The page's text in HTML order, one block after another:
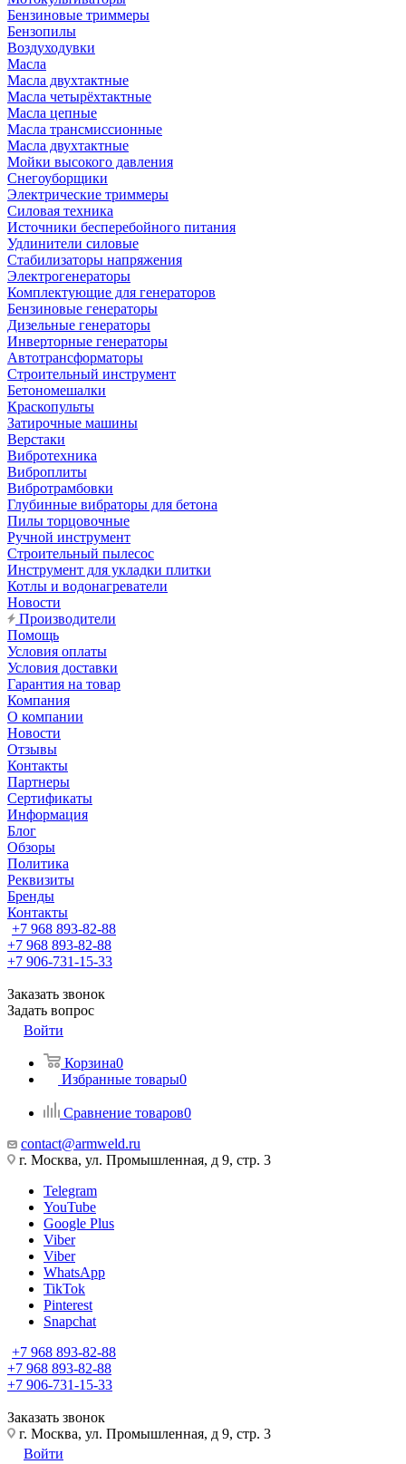
Бензиновые триммеры
Бензопилы
Воздуходувки
Масла
Масла двухтактные
Масла четырёхтактные
Масла цепные
Масла трансмиссионные
Масла двухтактные
Мойки высокого давления
Снегоуборщики
Электрические триммеры
Силовая техника
Источники бесперебойного питания
Удлинители силовые
Стабилизаторы напряжения
Электрогенераторы
Комплектующие для генераторов
Бензиновые генераторы
Дизельные генераторы
Инверторные генераторы
Автотрансформаторы
Строительный инструмент
Бетономешалки
Краскопульты
Затирочные машины
Верстаки
Вибротехника
Виброплиты
Вибротрамбовки
Глубинные вибраторы для бетона
Пилы торцовочные
Ручной инструмент
Строительный пылесос
Инструмент для укладки плитки
Котлы и водонагреватели
Новости
Производители
Помощь
Условия оплаты
Условия доставки
Гарантия на товар
Компания
О компании
Новости
Отзывы
Контакты
Партнеры
Сертификаты
Информация
Блог
Обзоры
Политика
Реквизиты
Бренды
Контакты
+7 968 893-82-88
+7 968 893-82-88
+7 906-731-15-33
Заказать звонок
Задать вопрос
Войти
Корзина0
Избранные товары0
Сравнение товаров0
contact@armweld.ru
г. Москва, ул. Промышленная, д 9, стр. 3
Telegram
YouTube
Google Plus
Viber
Viber
WhatsApp
TikTok
Pinterest
Snapchat
+7 968 893-82-88
+7 968 893-82-88
+7 906-731-15-33
Заказать звонок
г. Москва, ул. Промышленная, д 9, стр. 3
Войти